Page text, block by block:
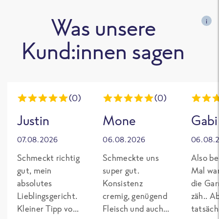
Was unsere
Kund:innen sagen
i
(0)
Justin
07.08.2026
Schmeckt richtig
gut, mein
absolutes
Lieblingsgericht.
Kleiner Tipp von
(0)
Mone
06.08.2026
Schmeckte uns
super gut.
Konsistenz
cremig, genügend
Fleisch und auch
Gabi
Also
Mal
die
zäh..